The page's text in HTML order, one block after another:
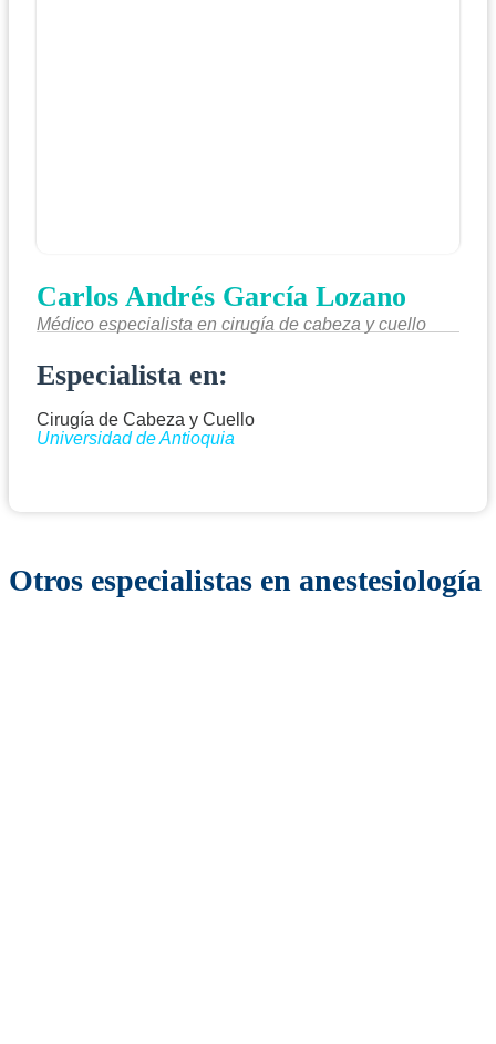
Carlos Andrés García Lozano
Médico especialista en cirugía de cabeza y cuello
Especialista en:
Cirugía de Cabeza y Cuello
Universidad de Antioquia
Otros especialistas en anestesiología